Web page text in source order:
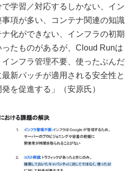
学習／対応するしかない、イン
項が多い、コンテナ関連の知識
化ができない、インフラの初期
たものがあるが、Cloud Runは
ンフラ管理不要、使ったぶんだ
新パッチが適用される安全性と
を促進する」（安原氏）